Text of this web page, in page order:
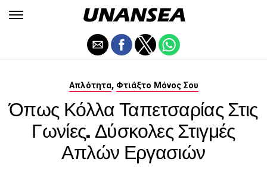
Απλότητα, Φτιάξτο Μόνος Σου
Όπως Κόλλα Ταπετσαρίας Στις
Γωνίες. Δύσκολες Στιγμές
Απλών Εργασιών